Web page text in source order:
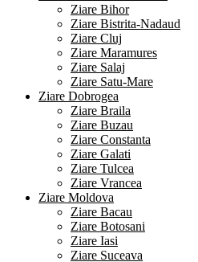
Ziare Bihor
Ziare Bistrita-Nadaud
Ziare Cluj
Ziare Maramures
Ziare Salaj
Ziare Satu-Mare
Ziare Dobrogea
Ziare Braila
Ziare Buzau
Ziare Constanta
Ziare Galati
Ziare Tulcea
Ziare Vrancea
Ziare Moldova
Ziare Bacau
Ziare Botosani
Ziare Iasi
Ziare Suceava